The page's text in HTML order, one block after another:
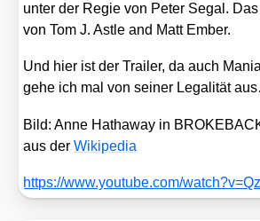
unter der Regie von Peter Segal.
von Tom J. Ast­le and Matt Ember.
Und hier ist der Trai­ler, da auch
gehe ich mal von sei­ner Lega­li­tät
Bild: Anne Hat­ha­way in
aus derWiki­pe­dia
https://​www​.you​tube​.com/​